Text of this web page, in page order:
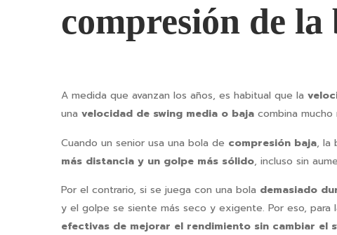
compresión de la
A medida que avanzan los años, es habitual que la
una velocidad de swing media o baja combina mucho
Cuando un senior usa una bola de compresión baja, la
más distancia y un golpe más sólido, incluso sin
Por el contrario, si se juega con una bola demasiado
y el golpe se siente más seco y exigente. Por eso, para
efectivas de mejorar el rendimiento sin cambiar el